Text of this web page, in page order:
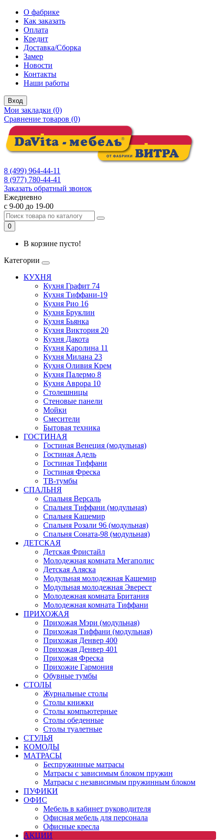
О фабрике
Как заказать
Оплата
Кредит
Доставка/Сборка
Замер
Новости
Контакты
Наши работы
Вход
Мои закладки (0)
Сравнение товаров (0)
8 (499) 964-44-11
8 (977) 780-44-41
Заказать обратный звонок
Ежедневно
с 9-00 до 19-00
0
В корзине пусто!
Категории
КУХНЯ
Кухня Графит 74
Кухня Тиффани-19
Кухня Рио 16
Кухня Бруклин
Кухня Бьянка
Кухня Виктория 20
Кухня Дакота
Кухня Каролина 11
Кухня Милана 23
Кухня Оливия Крем
Кухня Палермо 8
Кухня Аврора 10
Столешницы
Стеновые панели
Мойки
Смесители
Бытовая техника
ГОСТИНАЯ
Гостиная Венеция (модульная)
Гостиная Адель
Гостиная Тиффани
Гостиная Фреска
ТВ-тумбы
СПАЛЬНЯ
Спальня Версаль
Спальня Тиффани (модульная)
Спальня Кашемир
Спальня Розали 96 (модульная)
Спальня Соната-98 (модульная)
ДЕТСКАЯ
Детская Фристайл
Молодежная комната Мегаполис
Детская Аляска
Модульная молодежная Кашемир
Модульная молодежная Эверест
Молодежная комната Британия
Молодежная комната Тиффани
ПРИХОЖАЯ
Прихожая Мэри (модульная)
Прихожая Тиффани (модульная)
Прихожая Денвер 400
Прихожая Денвер 401
Прихожая Фреска
Прихожие Гармония
Обувные тумбы
СТОЛЫ
Журнальные столы
Столы книжки
Столы компьютерные
Столы обеденные
Столы туалетные
СТУЛЬЯ
КОМОДЫ
МАТРАСЫ
Беспружинные матрасы
Матрасы с зависимым блоком пружин
Матрасы с независимым пружинным блоком
ПУФИКИ
ОФИС
Мебель в кабинет руководителя
Офисная мебель для персонала
Офисные кресла
АКЦИИ